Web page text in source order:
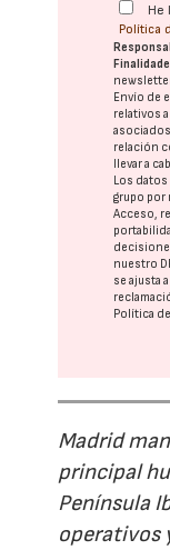
He
Política
Envío de
relativos
relación
llevar a
Los
grupo por
Acceso,
nuestro
se ajusta
Política
Madrid
principal
Península
operativos